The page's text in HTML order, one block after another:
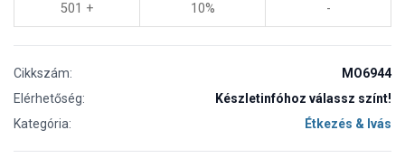
501 + 10% -
Cikkszám:
MO6944
Elérhetőség:
Készletinfóhoz válassz színt!
Kategória:
Étkezés & Ivás